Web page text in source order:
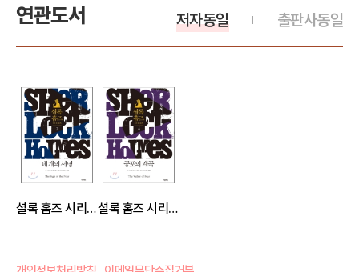
연관도서 출판사동일
저자동일
셜록 홈즈 시리즈02 셜록 홈즈 시리즈04